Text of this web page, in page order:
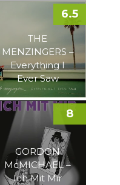
THE
MENZINGERS –
Everything I
Ever Saw
6.5
GORDON
McMICHAEL –
Ich Mit Mir
8